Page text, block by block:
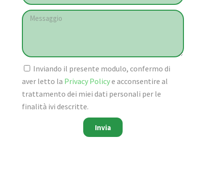
Inviando il presente modulo, confermo di
aver letto la Privacy Policye acconsentire al
trattamento dei miei dati personali per le
finalità ivi descritte.
Invia